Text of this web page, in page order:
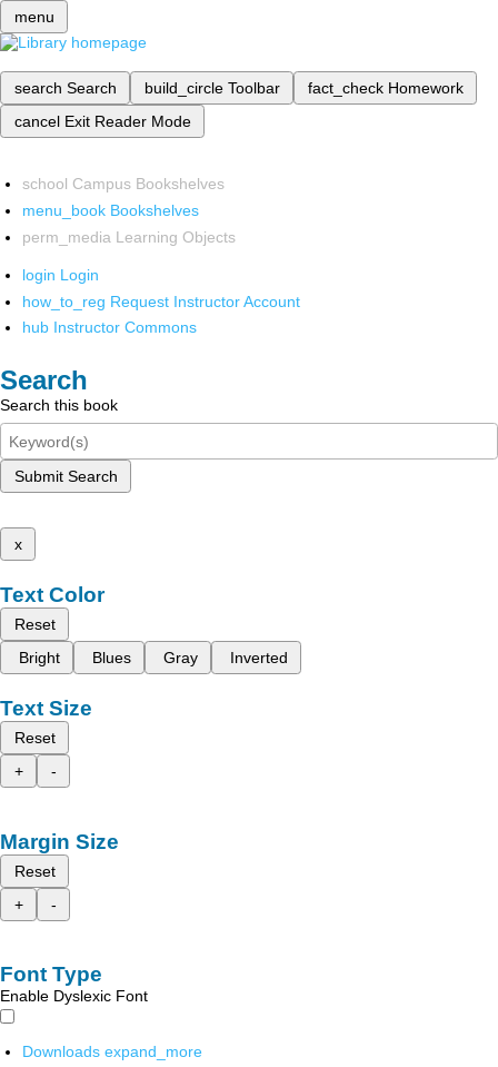
menu
search Search build_circle Toolbar fact_check Homework
cancel Exit Reader Mode
school Campus Bookshelves
menu_book Bookshelves
perm_media Learning Objects
login Login
how_to_reg Request Instructor Account
hub Instructor Commons
Search
Search this book
Submit Search
x
Text Color
Reset
Bright
Blues Gray Inverted
Text Size
Reset
+
-
Margin Size
Reset
+
-
Font Type
Enable Dyslexic Font
Downloads expand_more